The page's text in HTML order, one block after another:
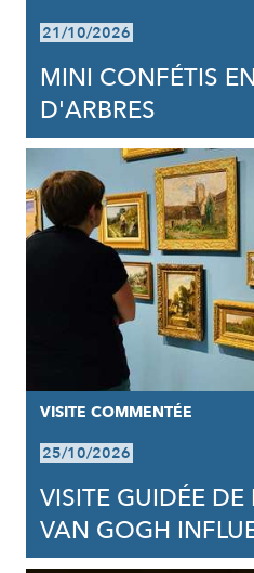
21/10/2026
MINI CONFÉTIS
D'ARBRES
VISITE COMMENTÉE
25/10/2026
VISITE GUIDÉE
VAN GOGH